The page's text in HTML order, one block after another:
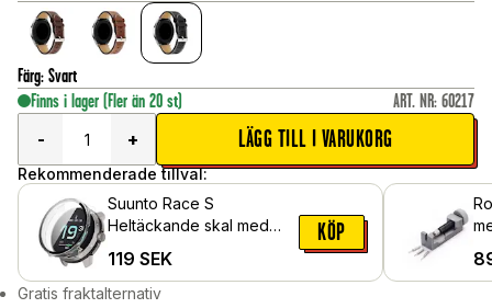
Färg: Svart
Finns i lager (Fler än 20 st) ART. NR: 60217
-
+ LÄGG TILL I VARUKORG
Rekommenderade tillval:
Suunto Race S
Heltäckande skal med
Genomskinlig
119 SEK
KÖP
Gratis fraktalternativ